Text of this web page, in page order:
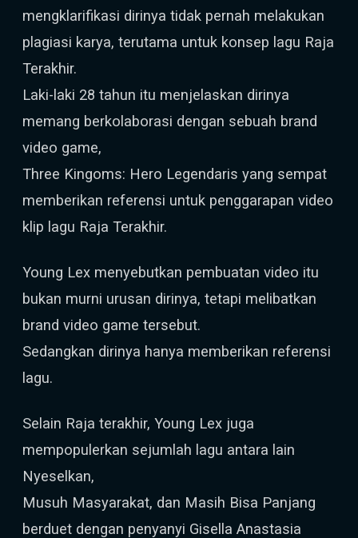
mengklarifikasi dirinya tidak pernah melakukan
plagiasi karya, terutama untuk konsep lagu Raja
Terakhir.
Laki-laki 28 tahun itu menjelaskan dirinya
memang berkolaborasi dengan sebuah brand
video game,
Three Kingoms: Hero Legendaris yang sempat
memberikan referensi untuk penggarapan video
klip lagu Raja Terakhir.
Young Lex menyebutkan pembuatan video itu
bukan murni urusan dirinya, tetapi melibatkan
brand video game tersebut.
Sedangkan dirinya hanya memberikan referensi
lagu.
Selain Raja terakhir, Young Lex juga
mempopulerkan sejumlah lagu antara lain
Nyeselkan,
Musuh Masyarakat, dan Masih Bisa Panjang
berduet dengan penyanyi Gisella Anastasia